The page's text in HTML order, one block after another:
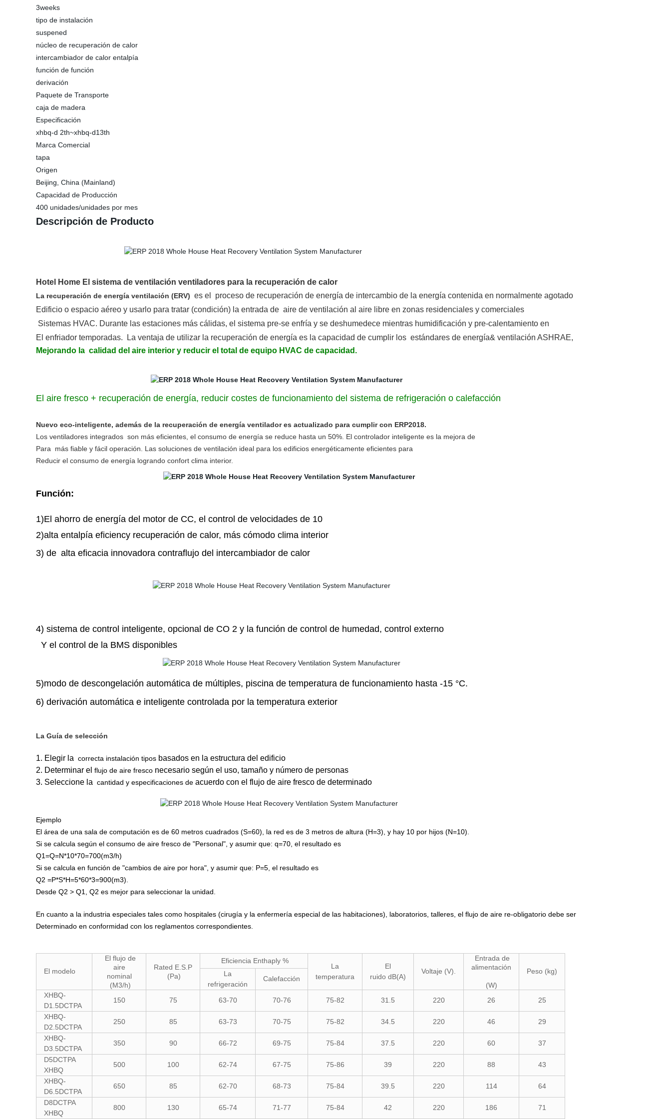
3weeks
tipo de instalación
suspened
núcleo de recuperación de calor
intercambiador de calor entalpía
función de función
derivación
Paquete de Transporte
caja de madera
Especificación
xhbq-d 2th~xhbq-d13th
Marca Comercial
tapa
Origen
Beijing, China (Mainland)
Capacidad de Producción
400 unidades/unidades por mes
Descripción de Producto
Hotel Home El sistema de ventilación ventiladores para la recuperación de calor
La recuperación de energía ventilación (ERV) es el
proceso de recuperación de energía de intercambio de la energía contenida en normalmente agotado
Edificio o espacio aéreo y usarlo para tratar (condición) la entrada de aire de ventilación al aire libre en zonas residenciales y comerciales
Sistemas HVAC. Durante las estaciones más cálidas, el sistema pre-se enfría y se deshumedece mientras humidificación y pre-calentamiento en
El enfriador temporadas. La ventaja de utilizar la recuperación de energía es la capacidad de cumplir los estándares de energía& ventilación ASHRAE,
Mejorando la calidad del aire interior y reducir el total de equipo HVAC de capacidad.
El aire fresco + recuperación de energía, reducir costes de funcionamiento del sistema de refrigeración o calefacción
Nuevo eco-inteligente, además de la recuperación de energía ventilador es actualizado para cumplir con ERP2018.
Los ventiladores integrados son más eficientes, el consumo de energía se reduce hasta un 50%. El controlador inteligente es la mejora de
Para
más fiable y fácil operación. Las soluciones de ventilación ideal para los edificios energéticamente eficientes para
Reducir el consumo de energía logrando confort clima interior.
Función:
1)El ahorro de energía del motor de CC, el control de velocidades de 10
2)alta entalpía eficiency recuperación de calor, más cómodo clima interior
3) de alta eficacia innovadora contraflujo del intercambiador de calor
4) sistema de control inteligente, opcional de CO 2 y la función de control de humedad, control externo
Y el control de la BMS disponibles
5)modo de descongelación automática de múltiples, piscina de temperatura de funcionamiento hasta -15 °C.
6) derivación automática e inteligente controlada por la temperatura exterior
La Guía de selección
1. Elegir la correcta instalación tipos basados en la estructura del edificio
2. Determinar el flujo de aire fresco necesario según el uso, tamaño y número de personas
3. Seleccione la cantidad y especificaciones de acuerdo con el flujo de aire fresco de determinado
Ejemplo
El área de una sala de computación es de 60 metros cuadrados (S=60), la red es de 3 metros de altura (H=3), y hay 10 por hijos (N=10).
Si se calcula según el consumo de aire fresco de "Personal", y asumir que: q=70, el resultado es
Q1=Q=N*10*70=700(m3/h)
Si se calcula en función de "cambios de aire por hora", y asumir que: P=5, el resultado es
Q2 =P*S*H=5*60*3=900(m3).
Desde Q2 > Q1, Q2 es mejor para seleccionar la unidad.
En cuanto a la industria especiales tales como hospitales (cirugía y la enfermería especial de las habitaciones), laboratorios, talleres, el flujo de aire re-obligatorio debe ser
Determinado en conformidad con los reglamentos correspondientes.
El modelo
El flujo de
aire
nominal
(M3/h)
Rated E.S.P
(Pa)
Eficiencia Enthaply %
La
temperatura
El
ruido dB(A)
Voltaje (V).
Entrada de
alimentación
(W)
Peso (kg)
La
refrigeración
Calefacción
XHBQ-
D1.5DCTPA
150 75 63-70 70-76 75-82 31.5 220 26 25
XHBQ-
D2.5DCTPA
250 85 63-73 70-75 75-82 34.5 220 46 29
XHBQ-
D3.5DCTPA
350 90 66-72 69-75 75-84 37.5 220 60 37
D5DCTPA
XHBQ
500 100 62-74 67-75 75-86 39 220 88 43
XHBQ-
D6.5DCTPA
650 85 62-70 68-73 75-84 39.5 220 114 64
D8DCTPA
XHBQ
800 130 65-74 71-77 75-84 42 220 186 71